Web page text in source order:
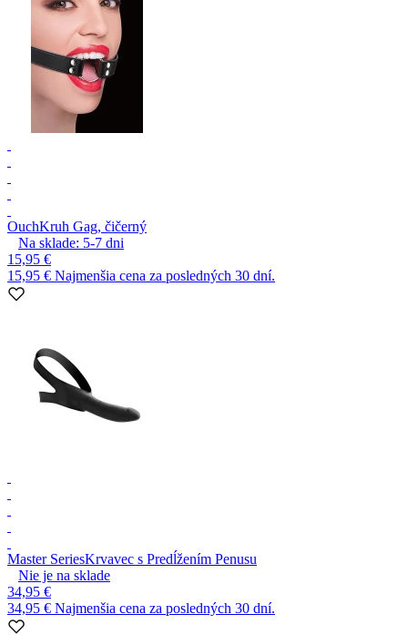
OuchKruh Gag, čičerný
Na sklade: 5-7 dni
15,95 €
15,95 € Najmenšia cena za posledných 30 dní.
Master SeriesKrvavec s Predĺžením Penusu
Nie je na sklade
34,95 €
34,95 € Najmenšia cena za posledných 30 dní.